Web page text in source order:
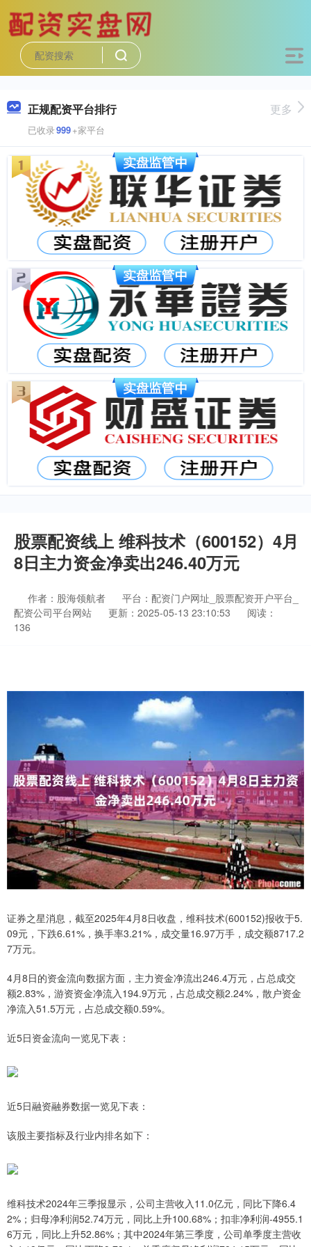
正规配资平台排行
已收录999+家平台
更多
股票配资线上 维科技术（600152）4月
8日主力资金净卖出246.40万元
作者：股海领航者
平台：配资门户网址_股票配资开户平台_
配资公司平台网站
更新：2025-05-13 23:10:53
阅读：
136
证券之星消息，截至2025年4月8日收盘，维科技术(600152)报收于5.
09元，下跌6.61%，换手率3.21%，成交量16.97万手，成交额8717.2
7万元。
4月8日的资金流向数据方面，主力资金净流出246.4万元，占总成交
额2.83%，游资资金净流入194.9万元，占总成交额2.24%，散户资金
净流入51.5万元，占总成交额0.59%。
近5日资金流向一览见下表：
近5日融资融券数据一览见下表：
该股主要指标及行业内排名如下：
维科技术2024年三季报显示，公司主营收入11.0亿元，同比下降6.4
2%；归母净利润52.74万元，同比上升100.68%；扣非净利润-4955.1
6万元，同比上升52.86%；其中2024年第三季度，公司单季度主营收